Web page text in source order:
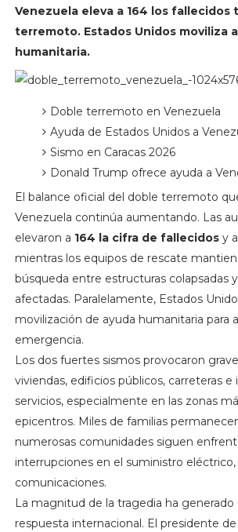
Venezuela eleva a 164 los fallecidos
terremoto. Estados Unidos moviliza
humanitaria.
Doble terremoto en Venezuela
Ayuda de Estados Unidos a
Sismo en Caracas 2026
Donald Trump ofrece ayuda a
El balance oficial del doble terremoto
Venezuela continúa aumentando. Las
elevaron a 164 la cifra de fallecidosy a
mientras los equipos de rescate
búsqueda entre estructuras colapsadas
afectadas. Paralelamente, Estados
movilización de ayuda humanitaria para
emergencia.
Los dos fuertes sismos provocaron
viviendas, edificios públicos, carreteras e
servicios, especialmente en las zonas
epicentros. Miles de familias
numerosas comunidades siguen
interrupciones en el suministro
comunicaciones.
La magnitud de la tragedia ha generado
respuesta internacional. El presidente